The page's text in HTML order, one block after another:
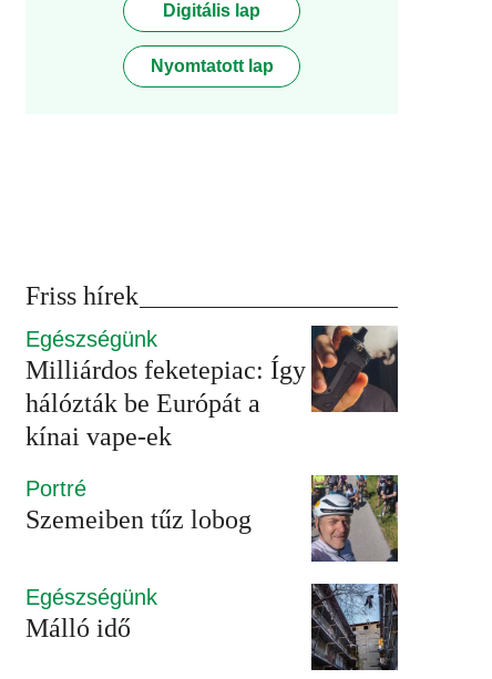
Digitális lap
Nyomtatott lap
Friss hírek
Egészségünk
Milliárdos feketepiac: Így
hálózták be Európát a
kínai vape-ek
Portré
Szemeiben tűz lobog
Egészségünk
Málló idő